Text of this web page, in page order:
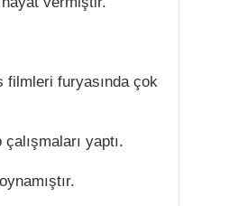
filmleri furyasında çok
yaptı.